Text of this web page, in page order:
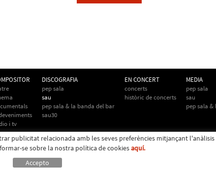
i tv
DISCOGRAFIA
pep sala
sau
pep sala & la banda del bar
sau30
EN CONCERT
concerts
històric de concerts
MEDIA
pep sala
sau
pep sala
883 01 49 -info@pepsala.cat
publicitat relacionada amb les seves preferències mitjançant
se sobre la nostra política de cookiesaquí.
Accepto